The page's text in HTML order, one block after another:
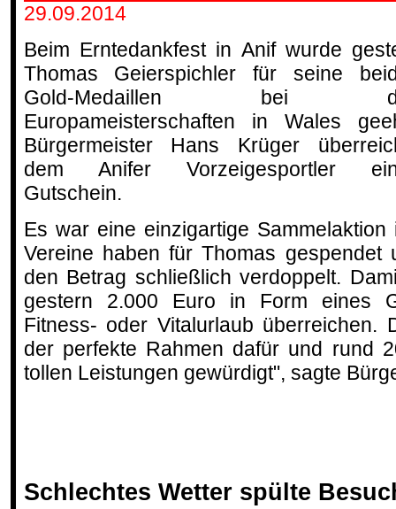
29.09.2014
Beim Erntedankfest in Anif wurde
Thomas Geierspichler für seine
Gold-Medaillen bei
Europameisterschaften in Wales
Bürgermeister Hans Krüger
dem Anifer Vorzeigesportler
Gutschein.
Es war eine einzigartige
Vereine haben für Thomas gespendet
den Betrag schließlich verdoppelt.
gestern 2.000 Euro in Form eines
Fitness- oder Vitalurlaub überreichen.
der perfekte Rahmen dafür und rund
tollen Leistungen gewürdigt", sagte
Schlechtes Wetter spülte